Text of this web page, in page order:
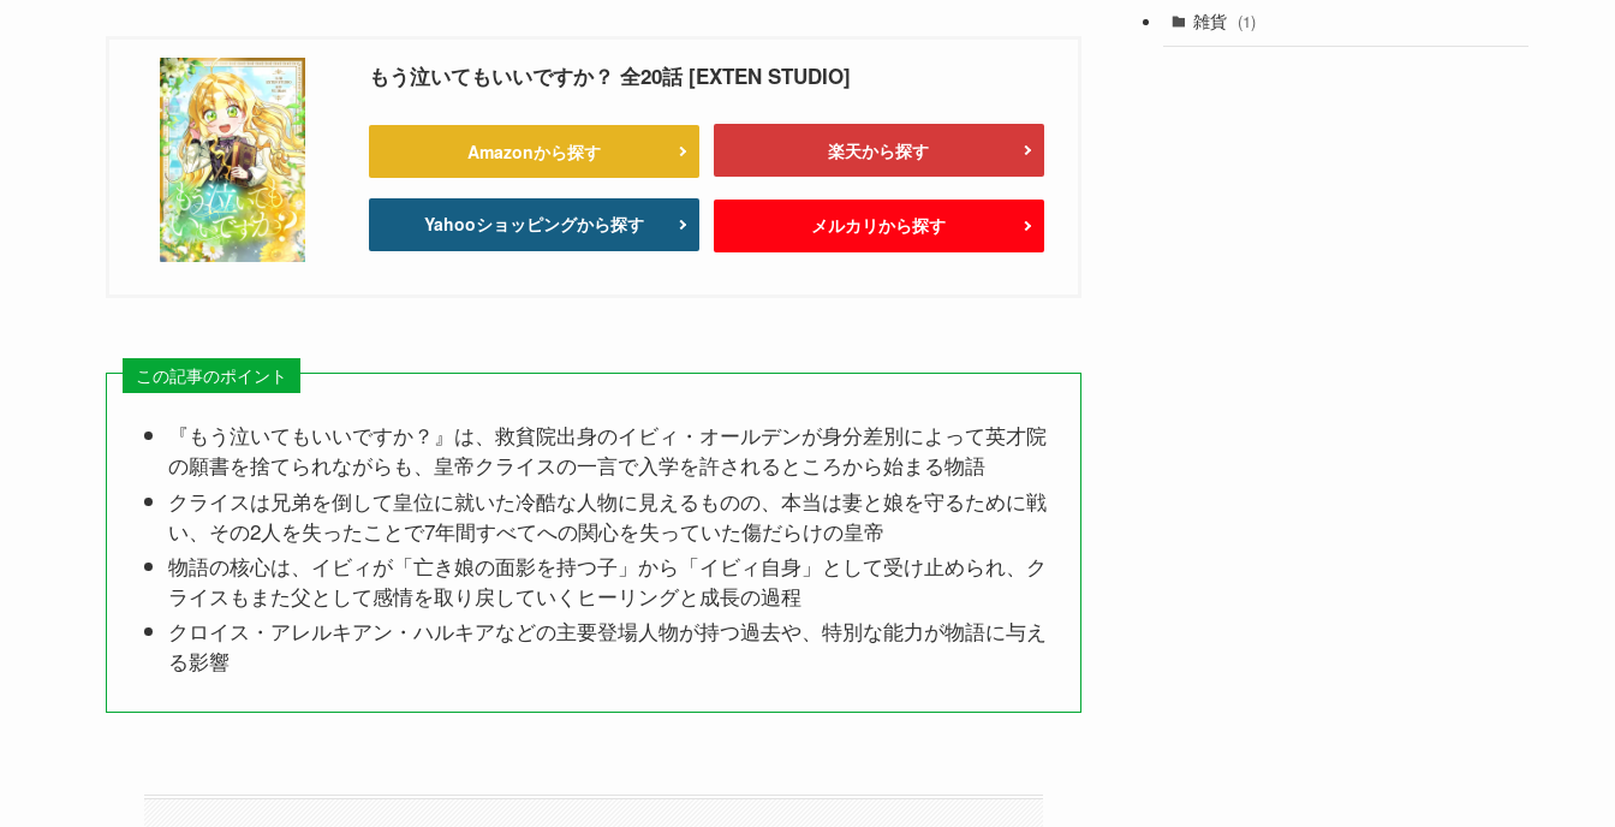
もう泣いてもいいですか？ 全20話 [EXTEN STUDIO]
Amazonから探す 楽天から探す
Yahooショッピングから探す メルカリから探す
この記事のポイント
『もう泣いてもいいですか？』は、救貧院出身のイビィ・オールデンが身分差別によって英才院
の願書を捨てられながらも、皇帝クライスの一言で入学を許されるところから始まる物語
クライスは兄弟を倒して皇位に就いた冷酷な人物に見えるものの、本当は妻と娘を守るために戦
い、その2人を失ったことで7年間すべてへの関心を失っていた傷だらけの皇帝
物語の核心は、イビィが「亡き娘の面影を持つ子」から「イビィ自身」として受け止められ、ク
ライスもまた父として感情を取り戻していくヒーリングと成長の過程
クロイス・アレルキアン・ハルキアなどの主要登場人物が持つ過去や、特別な能力が物語に与え
る影響
雑貨 (1)